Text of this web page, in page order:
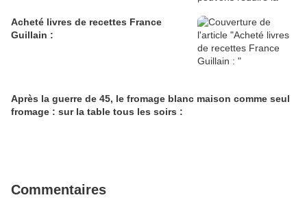
Acheté livres de recettes France
Guillain :
Après la guerre de 45, le fromage blanc maison comme seul
fromage : sur la table tous les soirs :
Commentaires